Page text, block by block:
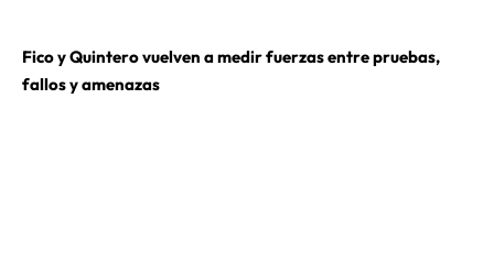
Fico y Quintero vuelven a medir fuerzas entre pruebas,
fallos y amenazas